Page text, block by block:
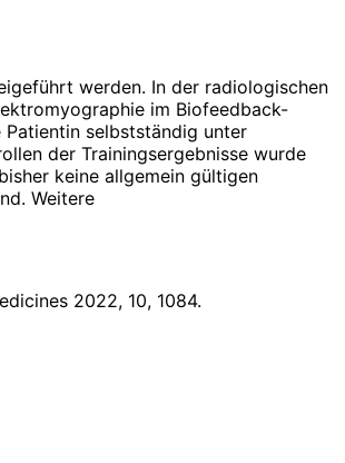
werden. In der radiologischen
im Biofeedback-
selbstständig unter
der Trainingsergebnisse wurde
keine allgemein gültigen
Weitere
2022, 10, 1084.